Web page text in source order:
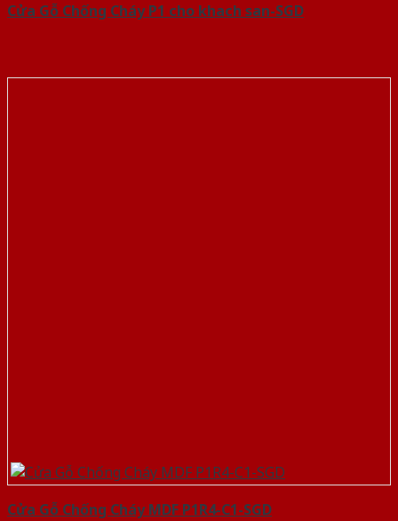
Cửa Gỗ Chống Cháy P1 cho khach san-SGD
Cửa Gỗ Chống Cháy MDF P1R4-C1-SGD